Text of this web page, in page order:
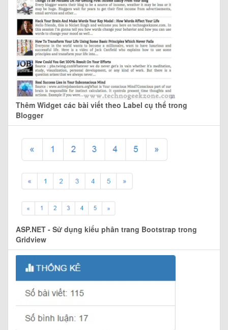
Thêm Widget các bài viết theo Label cụ thể trong
Blogger
ASP.NET - Sử dụng kiểu phân trang Bootstrap trong
Gridview